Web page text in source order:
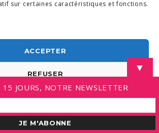
sur certaines caractéristiques et fonctions.
ACCEPTER
REFUSER
LES PRÉFÉRENCES
Politique de cookies
▼
15 JOURS, NOTRE NEWSLETTER